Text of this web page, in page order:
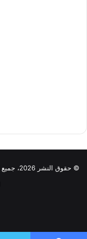
© حقوق النشر 2026، جميع الحقوق محفوظة |